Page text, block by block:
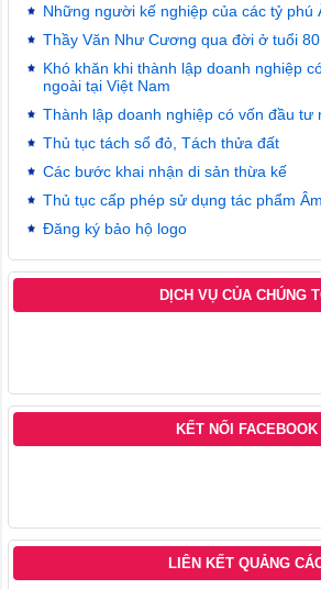
Những người kế nghiệp của các tỷ phú
Thầy Văn Như Cương qua đời ở tuổi 80
Khó khăn khi thành lập doanh nghiệp
ngoài tại Việt Nam
Thành lập doanh nghiệp có vốn đầu tư
Thủ tục tách sổ đỏ, Tách thửa đất
Các bước khai nhận di sản thừa kế
Thủ tục cấp phép sử dụng tác phẩm
Đăng ký bảo hộ logo
DỊCH VỤ CỦA CHÚNG
KẾT NỐI FACEBOOK
LIÊN KẾT QUẢNG